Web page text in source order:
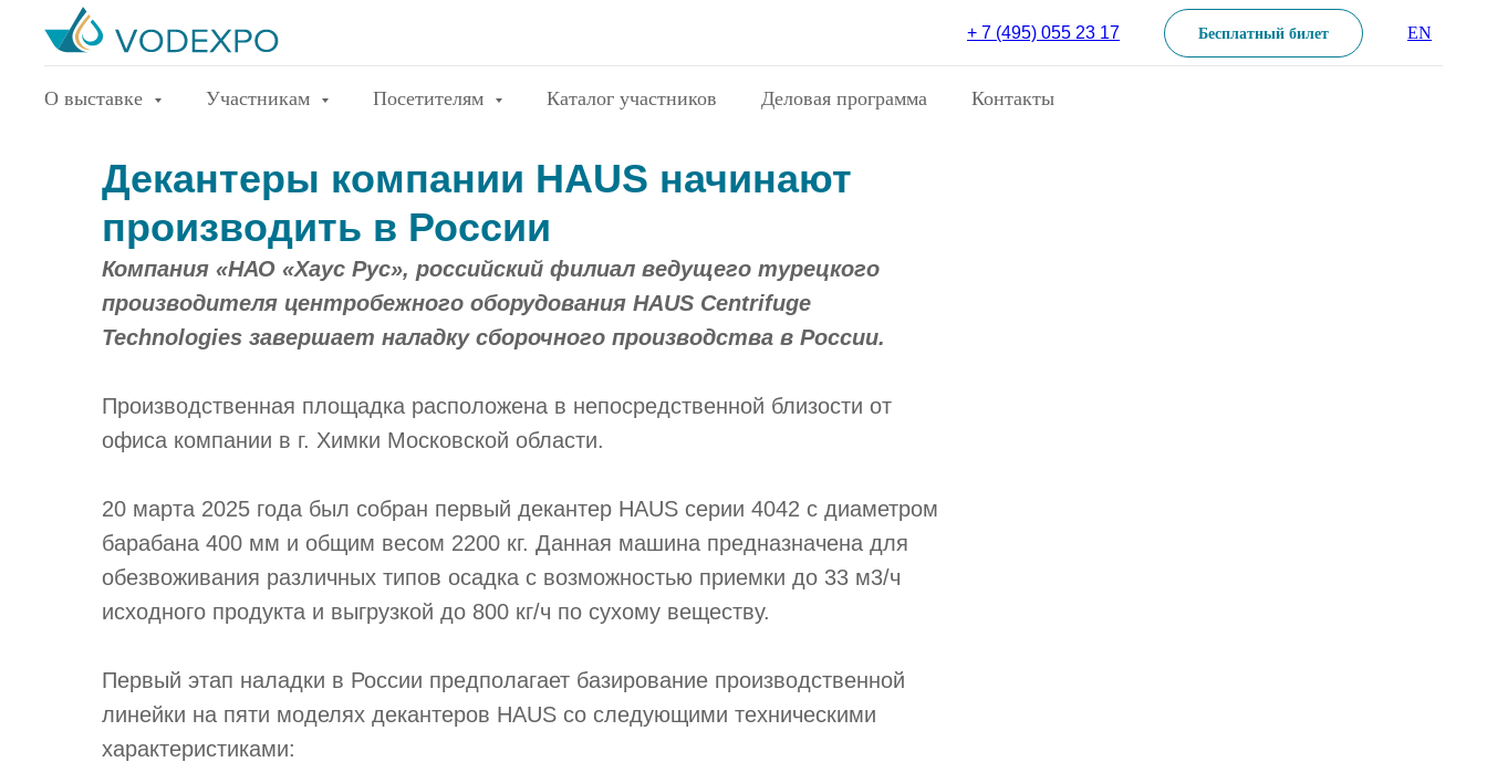
+ 7 (495) 055 23 17 Бесплатный билет EN
О выставке Участникам Посетителям Каталог участников Деловая программа Контакты
Декантеры компании HAUS начинают
производить в России
Компания «НАО «Хаус Рус», российский филиал ведущего турецкого
производителя центробежного оборудования HAUS Centrifuge
Technologies завершает наладку сборочного производства в России.
Производственная площадка расположена в непосредственной близости от
офиса компании в г. Химки Московской области.
20 марта 2025 года был собран первый декантер HAUS серии 4042 с диаметром
барабана 400 мм и общим весом 2200 кг. Данная машина предназначена для
обезвоживания различных типов осадка с возможностью приемки до 33 м3/ч
исходного продукта и выгрузкой до 800 кг/ч по сухому веществу.
Первый этап наладки в России предполагает базирование производственной
линейки на пяти моделях декантеров HAUS со следующими техническими
характеристиками: